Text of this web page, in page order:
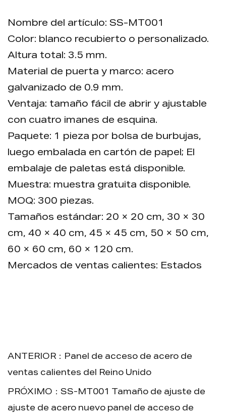
Nombre del artículo: SS-MT001
Color: blanco recubierto o personalizado.
Altura total: 3.5 mm.
Material de puerta y marco: acero
galvanizado de 0.9 mm.
Ventaja: tamaño fácil de abrir y ajustable
con cuatro imanes de esquina.
Paquete: 1 pieza por bolsa de burbujas,
luego embalada en cartón de papel; El
embalaje de paletas está disponible.
Muestra: muestra gratuita disponible.
MOQ: 300 piezas.
Tamaños estándar: 20 × 20 cm, 30 × 30
cm, 40 × 40 cm, 45 × 45 cm, 50 × 50 cm,
60 × 60 cm, 60 × 120 cm.
Mercados de ventas calientes: Estados
Se puede abrir y eliminar fácilmente.
Diferentes tamaños disponibles.
ANTERIOR：Panel de acceso de acero de
ventas calientes del Reino Unido
PRÓXIMO：SS-MT001 Tamaño de ajuste de
ajuste de acero nuevo panel de acceso de